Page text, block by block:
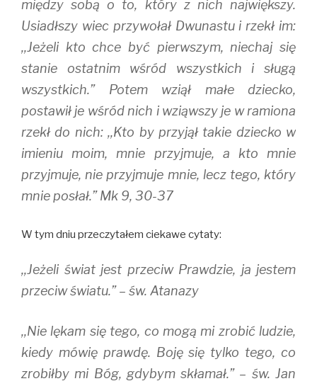
między sobą o to, który z nich największy.
Usiadłszy wiec przywołał Dwunastu i rzekł im:
,,Jeżeli kto chce być pierwszym, niechaj się
stanie ostatnim wśród wszystkich i sługą
wszystkich.” Potem wziął małe dziecko,
postawił je wśród nich i wziąwszy je w ramiona
rzekł do nich: ,,Kto by przyjął takie dziecko w
imieniu moim, mnie przyjmuje, a kto mnie
przyjmuje, nie przyjmuje mnie, lecz tego, który
mnie posłał.” Mk 9, 30-37
W tym dniu przeczytałem ciekawe cytaty:
,,Jeżeli świat jest przeciw Prawdzie, ja jestem
przeciw światu.” – św. Atanazy
,,Nie lękam się tego, co mogą mi zrobić ludzie,
kiedy mówię prawdę. Boję się tylko tego, co
zrobiłby mi Bóg, gdybym skłamał.” – św. Jan